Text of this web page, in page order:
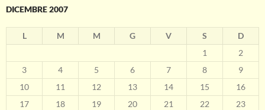
DICEMBRE 2007
L M M G V S
D
1
2
3
4 5 6 7 8
9
10
11 12 13 14 15
16
17
18 19 20 21 22
23